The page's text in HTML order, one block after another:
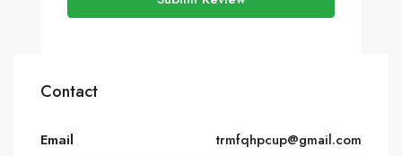
Contact
Email
trmfqhpcup@gmail.com